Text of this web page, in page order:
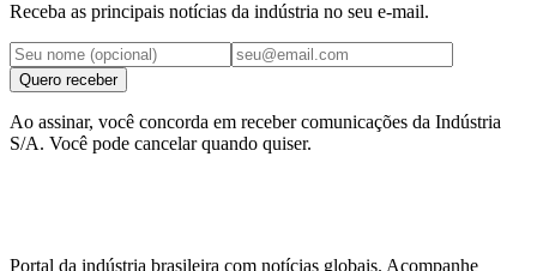
Receba as principais notícias da indústria no seu e-mail.
Quero receber
Ao assinar, você concorda em receber comunicações da Indústria
S/A. Você pode cancelar quando quiser.
Portal da indústria brasileira com notícias globais. Acompanhe